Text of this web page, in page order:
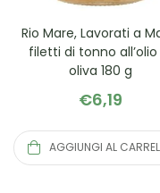
Rio Mare, Lavorati a
filetti di tonno all’olio
oliva 180 g
€6,19
AGGIUNGI AL